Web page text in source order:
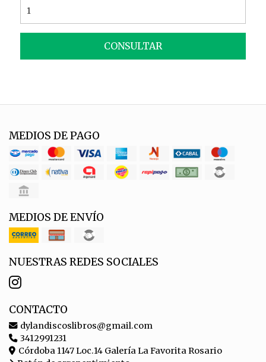
CONSULTAR
MEDIOS DE PAGO
MEDIOS DE ENVÍO
NUESTRAS REDES SOCIALES
CONTACTO
dylandiscoslibros@gmail.com
3412991231
Córdoba 1147 Loc.14 Galería La Favorita Rosario